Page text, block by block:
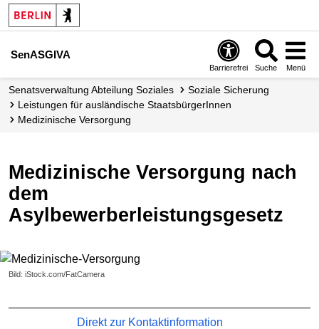
SenASGIVA
Barrierefrei Suche Menü
Senats­verwaltung Abteilung Soziales
Soziale Sicherung
Leistungen für ausländische Staatsbürger­Innen
Medizinische Versorgung
Medizinische Versorgung nach
dem
Asylbewerberleistungsgesetz
Bild: iStock.com/FatCamera
Direkt zur Kontaktinformation